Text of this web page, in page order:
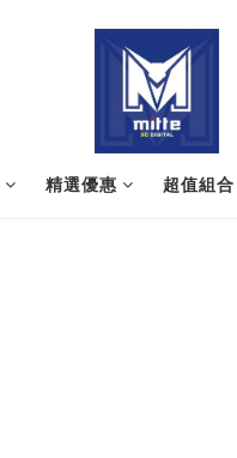
精選優惠 超值組合